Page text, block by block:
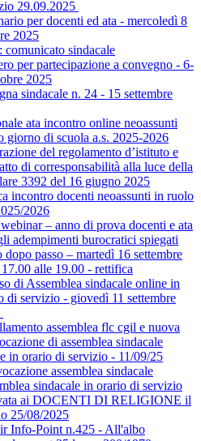
29.09.2025
per docenti ed ata - mercoledì 8
2025
comunicato sindacale
per partecipazione a convegno - 6-
2025
sindacale n. 24 - 15 settembre
ata incontro online neoassunti
giorno di scuola a.s. 2025-2026
del regolamento d’istituto e
di corresponsabilità alla luce della
3392 del 16 giugno 2025
incontro docenti neoassunti in ruolo
2026
– anno di prova docenti e ata
adempimenti burocratici spiegati
dopo passo – martedì 16 settembre
alle 19.00 - rettifica
di Assemblea sindacale online in
di servizio - giovedì 11 settembre
assemblea flc cgil e nuova
di assemblea sindacale
in orario di servizio - 11/09/25
assemblea sindacale
sindacale in orario di servizio
ai DOCENTI DI RELIGIONE il
25/08/2025
Info-Point n.425 - All'albo